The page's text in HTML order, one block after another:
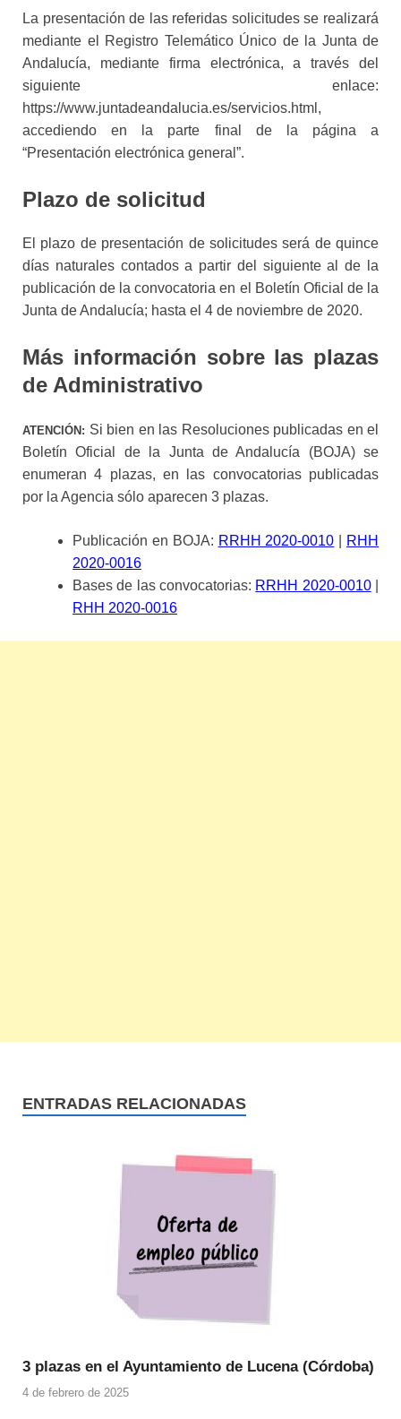
La presentación de las referidas solicitudes se realizará
mediante el Registro Telemático Único de la Junta de
Andalucía, mediante firma electrónica, a través del
siguiente enlace:
https://www.juntadeandalucia.es/servicios.html,
accediendo en la parte final de la página a
“Presentación electrónica general”.
Plazo de solicitud
El plazo de presentación de solicitudes será de quince
días naturales contados a partir del siguiente al de la
publicación de la convocatoria en el Boletín Oficial de la
Junta de Andalucía; hasta el 4 de noviembre de 2020.
Más información sobre las plazas
de Administrativo
ATENCIÓN: Si bien en las Resoluciones publicadas en el
Boletín Oficial de la Junta de Andalucía (BOJA) se
enumeran 4 plazas, en las convocatorias publicadas
por la Agencia sólo aparecen 3 plazas.
Publicación en BOJA: RRHH 2020-0010
RHH
2020-0016
Bases de las convocatorias: RRHH 2020-0010|
RHH 2020-0016
ENTRADAS RELACIONADAS
3 plazas en el Ayuntamiento de Lucena (Córdoba)
4 de febrero de 2025